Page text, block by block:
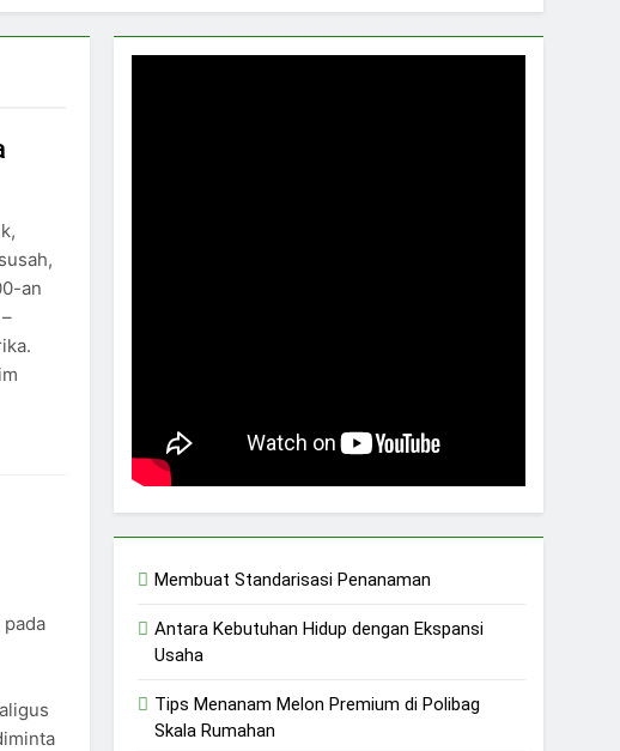
an
Membuat Standarisasi Penanaman
Antara Kebutuhan Hidup dengan Ekspansi
Usaha
Tips Menanam Melon Premium di Polibag
Skala Rumahan